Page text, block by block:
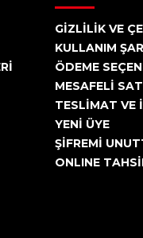
GİZLİLİK VE
KULLANIM
ÖDEME
MESAFELİ
TESLİMAT VE
YENİ ÜYE
ŞİFREMİ
ONLINE